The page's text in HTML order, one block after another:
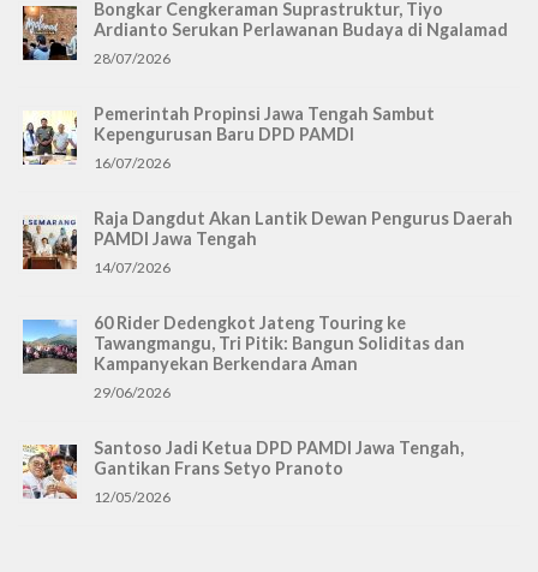
Bongkar Cengkeraman Suprastruktur, Tiyo
Ardianto Serukan Perlawanan Budaya di Ngalamad
28/07/2026
Pemerintah Propinsi Jawa Tengah Sambut
Kepengurusan Baru DPD PAMDI
16/07/2026
Raja Dangdut Akan Lantik Dewan Pengurus Daerah
PAMDI Jawa Tengah
14/07/2026
60 Rider Dedengkot Jateng Touring ke
Tawangmangu, Tri Pitik: Bangun Soliditas dan
Kampanyekan Berkendara Aman
29/06/2026
Santoso Jadi Ketua DPD PAMDI Jawa Tengah,
Gantikan Frans Setyo Pranoto
12/05/2026